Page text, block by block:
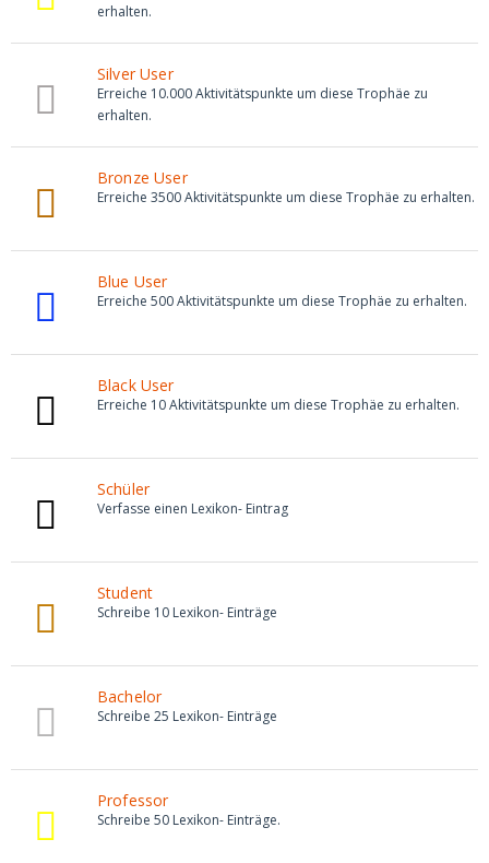
erhalten.
Silver User
Erreiche 10.000 Aktivitätspunkte um diese Trophäe zu
erhalten.
Bronze User
Erreiche 3500 Aktivitätspunkte um diese Trophäe zu erhalten.
Blue User
Erreiche 500 Aktivitätspunkte um diese Trophäe zu erhalten.
Black User
Erreiche 10 Aktivitätspunkte um diese Trophäe zu erhalten.
Schüler
Verfasse einen Lexikon- Eintrag
Student
Schreibe 10 Lexikon- Einträge
Bachelor
Schreibe 25 Lexikon- Einträge
Professor
Schreibe 50 Lexikon- Einträge.